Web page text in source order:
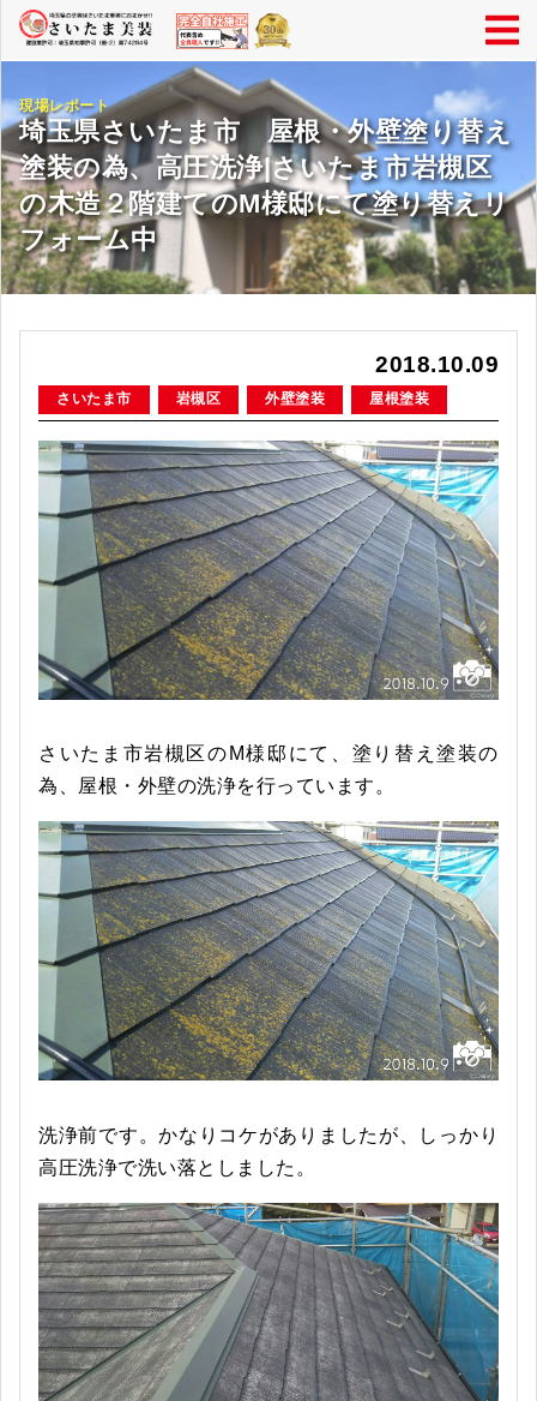
現場レポート
埼玉県さいたま市 屋根・外壁塗り替え
塗装の為、高圧洗浄|さいたま市岩槻区
の木造２階建てのM様邸にて塗り替えリ
フォーム中
2018.10.09
さいたま市 岩槻区 外壁塗装 屋根塗装
さいたま市岩槻区のM様邸にて、塗り替え塗装の
為、屋根・外壁の洗浄を行っています。
洗浄前です。かなりコケがありましたが、しっかり
高圧洗浄で洗い落としました。